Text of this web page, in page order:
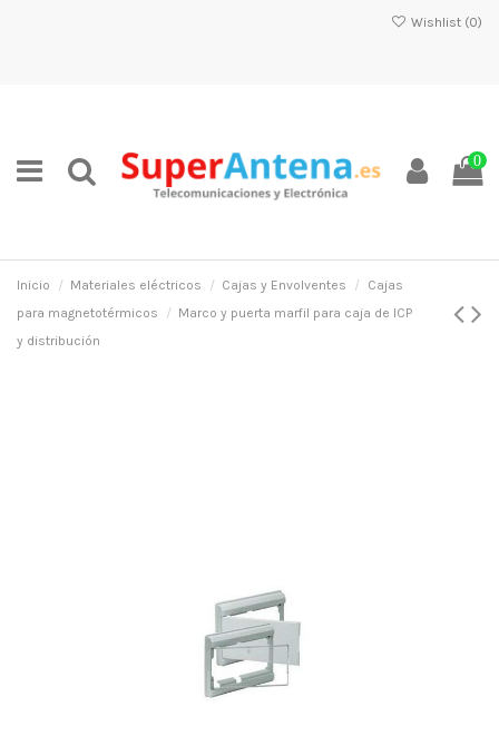
Wishlist (0)
0
Inicio Materiales eléctricos Cajas y Envolventes
Cajas
para magnetotérmicos
Marco y puerta marfil para caja de ICP
y distribución